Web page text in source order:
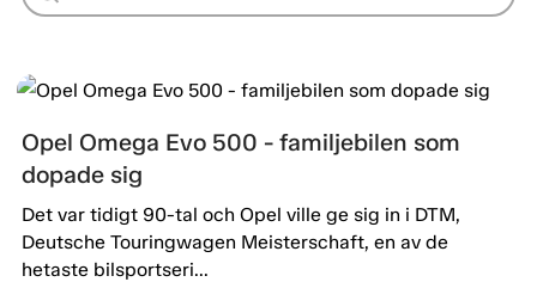
Opel Omega Evo 500 - familjebilen som
dopade sig
Det var tidigt 90-tal och Opel ville ge sig in i DTM,
Deutsche Touringwagen Meisterschaft, en av de
hetaste bilsportseri...